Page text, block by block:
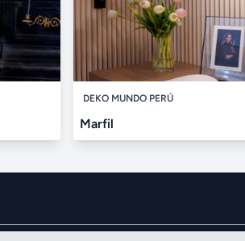
DEKO MUNDO PERÚ
Marfil